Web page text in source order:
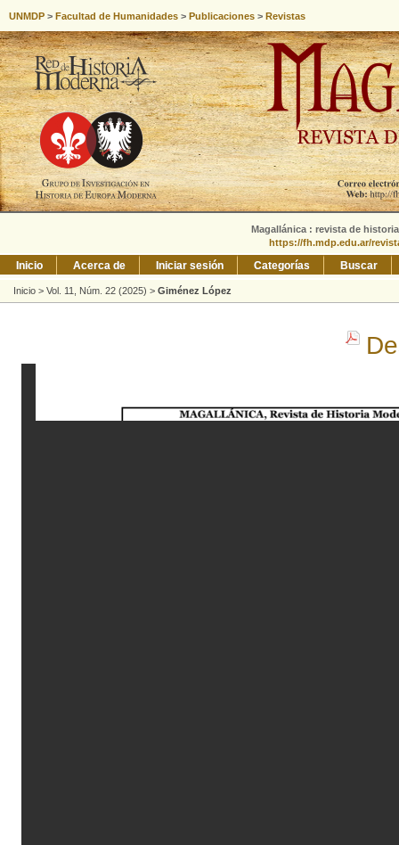
UNMDP > Facultad de Humanidades > Publicaciones > Revistas
Magallánica : revista de
https://fh.mdp.edu.ar/
Inicio Acerca de Iniciar sesión Categorías Buscar
Inicio > Vol. 11, Núm. 22 (2025) > Giménez López